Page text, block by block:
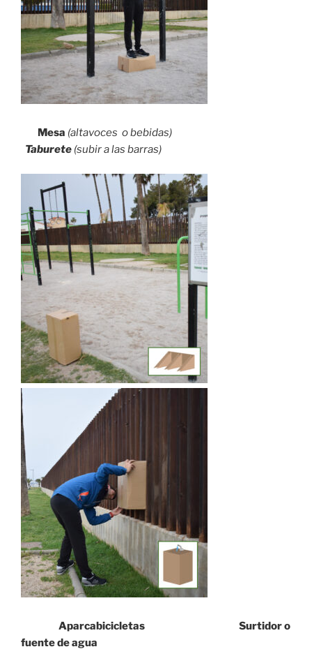
Mesa (altavoces o bebidas)
Taburete (subir a las barras)
Aparcabicicletas Surtidor o
fuente de agua